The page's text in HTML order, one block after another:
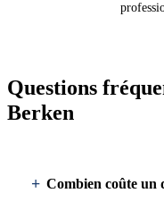
Questions
Berken
Combien coûte un